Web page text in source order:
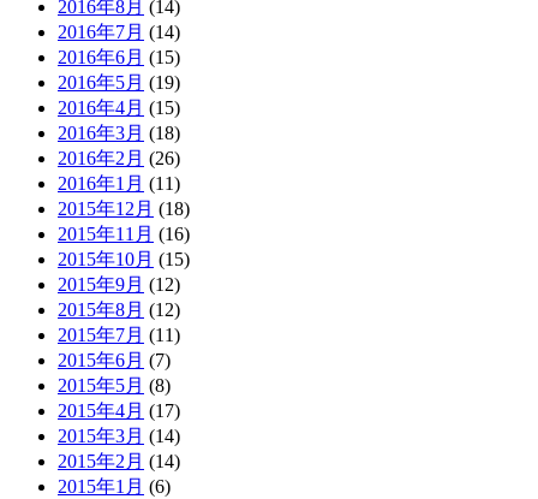
2016年8月 (14)
2016年7月 (14)
2016年6月 (15)
2016年5月 (19)
2016年4月 (15)
2016年3月 (18)
2016年2月 (26)
2016年1月 (11)
2015年12月 (18)
2015年11月 (16)
2015年10月 (15)
2015年9月 (12)
2015年8月 (12)
2015年7月 (11)
2015年6月 (7)
2015年5月 (8)
2015年4月 (17)
2015年3月 (14)
2015年2月 (14)
2015年1月 (6)